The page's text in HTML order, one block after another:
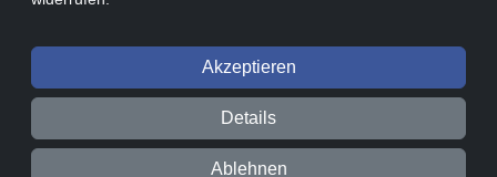
© 2026 GOLF2FORUM - Volkswagen Golf II Forum seit 2010 ❤️
Beitragsregeln Datenschutz Impressum
Akzeptieren
Details
Ablehnen